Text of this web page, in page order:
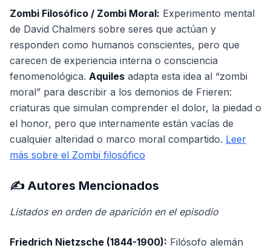
Zombi Filosófico / Zombi Moral: Experimento mental
de David Chalmers sobre seres que actúan y
responden como humanos conscientes, pero que
carecen de experiencia interna o consciencia
fenomenológica. Aquiles adapta esta idea al “zombi
moral” para describir a los demonios de Frieren:
criaturas que simulan comprender el dolor, la piedad o
el honor, pero que internamente están vacías de
cualquier alteridad o marco moral compartido. Leer
más sobre el Zombi filosófico
✍️ Autores Mencionados
Listados en orden de aparición en el episodio
Friedrich Nietzsche (1844-1900): Filósofo alemán